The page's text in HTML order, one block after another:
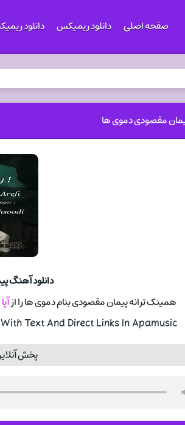
صفحه اصلی دانلود ریمیکس دانلود
مقصودی دموی ها
دانلود آهنگ
همینک ترانه پیمان مقصودی بنام دموی ها را از
With Text And Direct Links In Apamusic
پخش